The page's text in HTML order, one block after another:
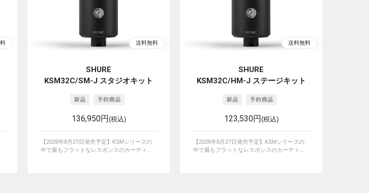
SHURE
KSM32C/SM-J スタジオキット
136,950円(税込)
【2026年8月27日発売予定】KSMシリーズの
中で最もフラットなレスポンスのカーディ...
SHURE
KSM32C/HM-J ステージキット
123,530円(税込)
【2026年8月27日発売予定】KSMシリーズの
中で最もフラットなレスポンスのカーディ...